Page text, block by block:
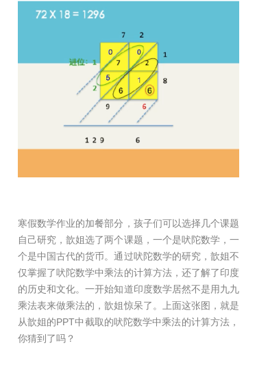
寒假数学作业的加餐部分，孩子们可以选择几个课题
自己研究，歆姐选了两个课题，一个是吠陀数学，一
个是中国古代的货币。通过吠陀数学的研究，歆姐不
仅掌握了吠陀数学中乘法的计算方法，还了解了印度
的历史和文化。一开始知道印度数学居然不是用九九
乘法表来做乘法的，歆姐惊呆了。上面这张图，就是
从歆姐的PPT中截取的吠陀数学中乘法的计算方法，
你猜到了吗？